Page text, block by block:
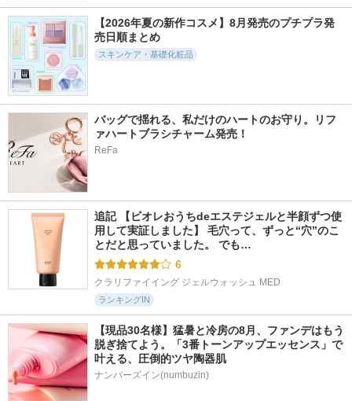
【2026年夏の新作コスメ】8月発売のプチプラ発
売日順まとめ
スキンケア・基礎化粧品
バッグで揺れる、私だけのハートのお守り。リフ
ァハートブラシチャーム発売！
ReFa
追記 【ビオレおうちdeエステジェルと半顔ずつ使
用して実証しました】 毛穴って、ずっと“穴”のこ
とだと思っていました。 でも…
6
クラリファイイング ジェルウォッシュ MED
ランキングIN
【現品30名様】猛暑と冷房の8月、ファンデはもう
脱ぎ捨てよう。「3番トーンアップエッセンス」で
叶える、圧倒的ツヤ陶器肌
ナンバーズイン(numbuzin)